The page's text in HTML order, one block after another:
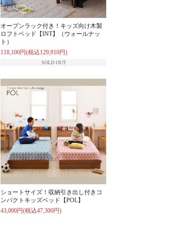
オープンラック付き！キッズ向け木製
ロフトベッド【INT】（ウォールナッ
ト）
118,100円(税込129,910円)
SOLD OUT
ショートサイズ！収納引き出し付きコ
ンパクトキッズベッド【POL】
43,000円(税込47,300円)